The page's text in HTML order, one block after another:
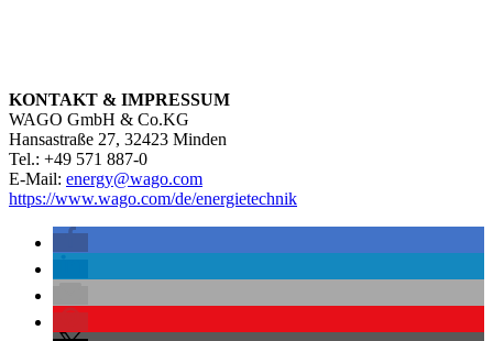
KONTAKT & IMPRESSUM
WAGO GmbH & Co.KG
Hansastraße 27, 32423 Minden
Tel.: +49 571 887-0
E-Mail: energy@wago.com
https://www.wago.com/de/energietechnik